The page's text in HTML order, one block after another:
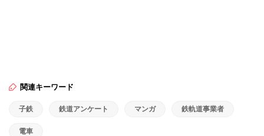
関連キーワード
子鉄 鉄道アンケート マンガ 鉄軌道事業者
電車